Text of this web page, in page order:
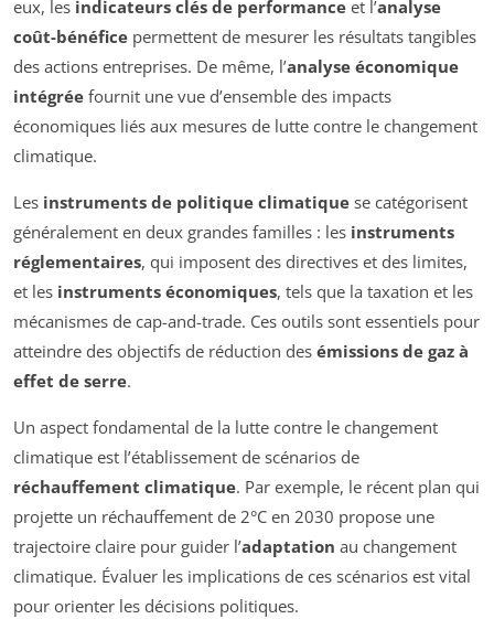
eux, les indicateurs clés de performance et l’analyse
coût-bénéfice permettent de mesurer les résultats tangibles
des actions entreprises. De même, l’analyse économique
intégrée fournit une vue d’ensemble des impacts
économiques liés aux mesures de lutte contre le changement
climatique.
Les instruments de politique climatique se catégorisent
généralement en deux grandes familles : les instruments
réglementaires, qui imposent des directives et des limites,
et les instruments économiques, tels que la taxation et les
mécanismes de cap-and-trade. Ces outils sont essentiels pour
atteindre des objectifs de réduction des émissions de gaz à
effet de serre.
Un aspect fondamental de la lutte contre le changement
climatique est l’établissement de scénarios de
réchauffement climatique. Par exemple, le récent plan qui
projette un réchauffement de 2°C en 2030 propose une
trajectoire claire pour guider l’adaptation au changement
climatique. Évaluer les implications de ces scénarios est vital
pour orienter les décisions politiques.